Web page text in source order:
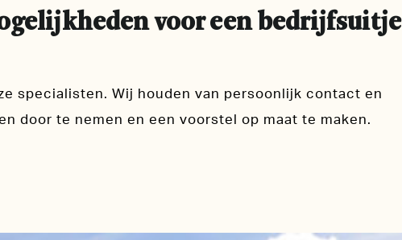
voor een bedrijfsuitje
specialisten. Wij houden van persoonlijk contact en
door te nemen en een voorstel op maat te maken.